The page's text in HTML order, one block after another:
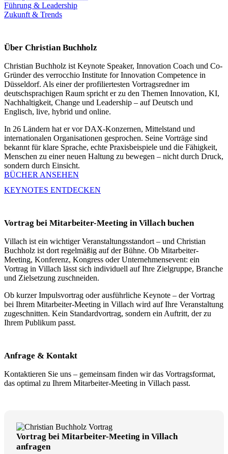
Führung & Leadership
Zukunft & Trends
Über Christian Buchholz
Christian Buchholz ist Keynote Speaker, Innovation Coach und Co-
Gründer des verrocchio Institute for Innovation Competence in
Düsseldorf. Als einer der profiliertesten Vortragsredner im
deutschsprachigen Raum spricht er zu den Themen Innovation, KI,
Nachhaltigkeit, Change und Leadership – auf Deutsch und
Englisch, live, hybrid und online.
In 26 Ländern hat er vor DAX-Konzernen, Mittelstand und
internationalen Organisationen gesprochen. Seine Vorträge sind
bekannt für klare Sprache, echte Praxisbeispiele und die Fähigkeit,
Menschen zu einer neuen Haltung zu bewegen – nicht durch Druck,
sondern durch Einsicht.
BÜCHER ANSEHEN
KEYNOTES ENTDECKEN
Vortrag bei Mitarbeiter-Meeting in Villach buchen
Villach ist ein wichtiger Veranstaltungsstandort – und Christian
Buchholz ist dort regelmäßig auf der Bühne. Ob Mitarbeiter-
Meeting, Konferenz, Kongress oder Unternehmensevent: ein
Vortrag in Villach lässt sich individuell auf Ihre Zielgruppe, Branche
und Zielsetzung zuschneiden.
Ob kurzer Impulsvortrag oder ausführliche Keynote – der Vortrag
bei Ihrem Mitarbeiter-Meeting in Villach wird auf Ihre Veranstaltung
zugeschnitten. Kein Standardvortrag, sondern ein Auftritt, der zu
Ihrem Publikum passt.
Anfrage & Kontakt
Kontaktieren Sie uns – gemeinsam finden wir das Vortragsformat,
das optimal zu Ihrem Mitarbeiter-Meeting in Villach passt.
Vortrag bei Mitarbeiter-Meeting in Villach
anfragen